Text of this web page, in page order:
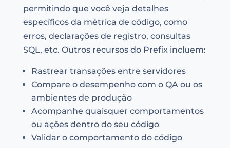
permitindo que você veja detalhes
específicos da métrica de código, como
erros, declarações de registro, consultas
SQL, etc. Outros recursos do Prefix incluem:
Rastrear transações entre servidores
Compare o desempenho com o QA ou os
ambientes de produção
Acompanhe quaisquer comportamentos
ou ações dentro do seu código
Validar o comportamento do código